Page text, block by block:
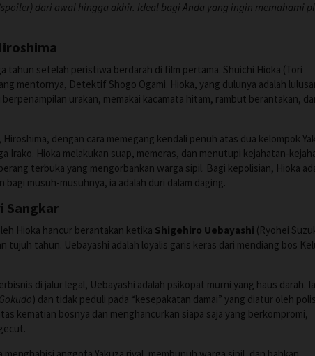
dari awal hingga akhir. Ideal bagi Anda yang ingin memahami
tahun setelah peristiwa berdarah di film pertama. Shuichi Hioka (Tori
mentornya, Detektif Shogo Ogami. Hioka, yang dulunya adalah
urakan, memakai kacamata hitam, rambut berantakan,
dengan cara memegang kendali penuh atas dua kelompok
Irako. Hioka melakukan suap, memeras, dan menutupi kejahatan-
terbuka yang mengorbankan warga sipil. Bagi kepolisian, Hioka
musuh-musuhnya, ia adalah duri dalam daging.
Sangkar
Hioka hancur berantakan ketika Shigehiro Uebayashi (Ryohei
tujuh tahun. Uebayashi adalah loyalis garis keras dari mendiang bos
di jalur legal, Uebayashi adalah psikopat murni yang haus darah. Ia
Gokudo) dan tidak peduli pada “kesepakatan damai” yang diatur oleh
kematian bosnya dan menghancurkan siapa saja yang berkompromi,